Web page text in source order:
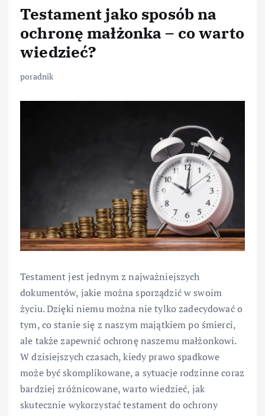
Testament jako sposób na
ochronę małżonka – co warto
wiedzieć?
poradnik
Testament jest jednym z najważniejszych
dokumentów, jakie można sporządzić w swoim
życiu. Dzięki niemu można nie tylko zadecydować o
tym, co stanie się z naszym majątkiem po śmierci,
ale także zapewnić ochronę naszemu małżonkowi.
W dzisiejszych czasach, kiedy prawo spadkowe
może być skomplikowane, a sytuacje rodzinne coraz
bardziej zróżnicowane, warto wiedzieć, jak
skutecznie wykorzystać testament do ochrony